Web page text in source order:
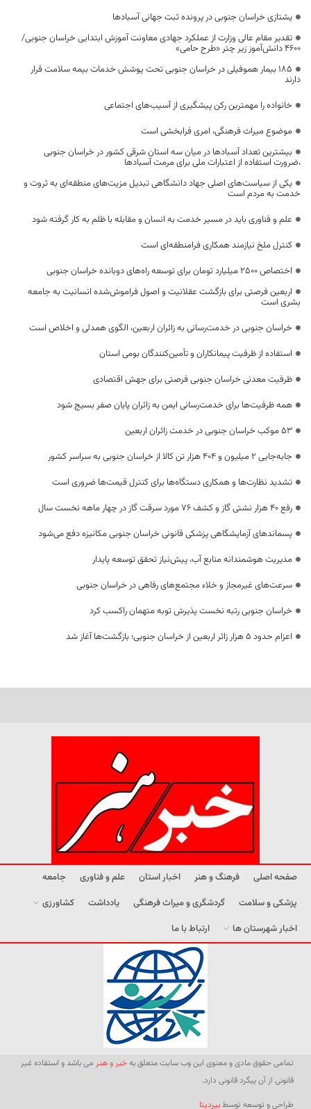
یشتازی خراسان جنوبی در پرونده ثبت جهانی آسبادها
تقدیر مقام عالی وزارت از عملکرد جهادی معاونت آموزش ابتدایی خراسان جنوبی/
۴۶۰۰ دانش‌آموز زیر چتر «طرح حامی»
۱۸۵ بیمار هموفیلی در خراسان جنوبی تحت پوشش خدمات بیمه سلامت قرار
دارند
خانواده را مهمترین رکن پیشگیری از آسیب‌های اجتماعی
موضوع میراث فرهنگی، امری فرابخشی است
بیشترین تعداد آسبادها در میان سه استان شرقی کشور در خراسان جنوبی
،ضرورت استفاده از اعتبارات ملی برای مرمت آسبادها
یکی از سیاست‌های اصلی جهاد دانشگاهی تبدیل مزیت‌های منطقه‌ای به ثروت و
خدمت به مردم است
علم و فناوری باید در مسیر خدمت به انسان و مقابله با ظلم به کار گرفته شود
کنترل ملخ نیازمند همکاری فرامنطقه‌ای است
اختصاص 2500 میلیارد تومان برای توسعه راه‌های دوبانده خراسان جنوبی
اربعین فرصتی برای بازگشت عقلانیت و اصول فراموش‌شده انسانیت به جامعه
بشری است
خراسان جنوبی در خدمت‌رسانی به زائران اربعین، الگوی همدلی و اخلاص است
استفاده از ظرفیت پیمانکاران و تأمین‌کنندگان بومی استان
ظرفیت معدنی خراسان جنوبی فرصتی برای جهش اقتصادی
همه ظرفیت‌ها برای خدمت‌رسانی ایمن به زائران پایان صفر بسیج شود
53 موکب خراسان جنوبی در خدمت زائران اربعین
جابه‌جایی 2 میلیون و 404 هزار تن کالا از خراسان جنوبی به سراسر کشور
تشدید نظارت‌ها و همکاری دستگاه‌ها برای کنترل قیمت‌ها ضروری است
رفع 40 هزار نشتی گاز و کشف 76 مورد سرقت گاز در چهار ماهه نخست سال
پسماندهای آزمایشگاهی پزشکی قانونی خراسان جنوبی مکانیزه دفع می‌شود
مدیریت هوشمندانه منابع آب، پیش‌نیاز تحقق توسعه پایدار
سرعت‌های غیرمجاز و خلاء مجتمع‌های رفاهی در خراسان جنوبی
خراسان جنوبی رتبه نخست پذیرش توبه متهمان راکسب کرد
اعزام حدود 5 هزار زائر اربعین از خراسان جنوبی؛ بازگشت‌ها آغاز شد
صفحه اصلی فرهنگ و هنر اخبار استان علم و فناوری
جامعه
پزشکی و سلامت
گردشگری و میراث فرهنگی یادداشت
کشاورزی
اخبار شهرستان ها
ارتباط با ما
تمامی حقوق مادی و معنوی این وب سایت متعلق بهخبر و هنر می باشد و استفاده غیر
قانونی از آن پیگرد قانونی دارد.
طراحی و توسعه توسطبیردیتا